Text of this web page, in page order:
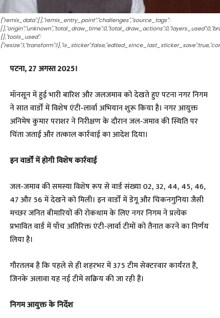
{"remix_data":[],"remix_entry_point":"challenges","source_tags":
{},"tools_used":
पटना, 27 अगस्त 2025।
मॉनसून में हुई भारी बारिश और जलजमाव को देखते हुए पटना नगर निगम
ने सात वार्डों में विशेष एंटी-लार्वा अभियान शुरू किया है। नगर आयुक्त
अनिमेष कुमार पराशर ने निरीक्षण के दौरान जल-जमाव की स्थिति पर
चिंता जताई और तत्काल कार्रवाई का आदेश दिया।
इन वार्डों में होगी विशेष कार्रवाई
जल-जमाव की समस्या विशेष रूप से वार्ड संख्या 02, 32, 44, 45, 46,
47 और 56 में देखने को मिली। इन वार्डों में डेंगू और चिकनगुनिया जैसी
मच्छर जनित बीमारियों की रोकथाम के लिए नगर निगम ने प्रत्येक
प्रभावित वार्ड में पाँच अतिरिक्त एंटी-लार्वा टीमों को तैनात करने का निर्णय
लिया है।
गौरतलब है कि पहले से ही शहरभर में 375 टीम सेक्टरवार कार्यरत हैं,
जिनके अलावा यह नई टीमें सक्रिय की जा रही हैं।
निगम आयुक्त के निर्देश